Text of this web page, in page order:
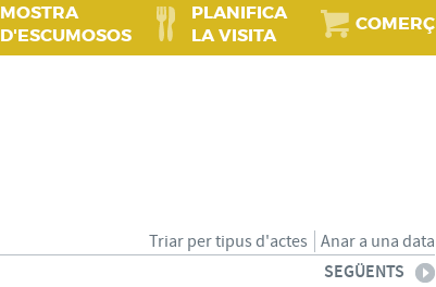
MOSTRA
D'ESCUMOSOS
PLANIFICA
LA VISITA
COMERÇ
Triar per tipus d'actes Anar a una data
SEGÜENTS